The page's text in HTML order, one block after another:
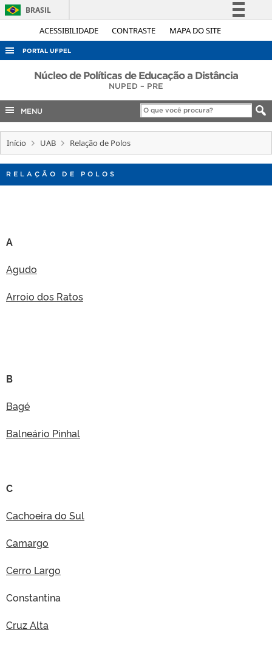
ACESSIBILIDADE CONTRASTE MAPA DO SITE
BRASIL
Simplifique!
Acesso à informação
Legislação
Canais
PORTAL UFPEL
ACESSO À INFORMAÇÃO
COBALTO
CONCURSOS
EDITAIS
INTERNACIONAL
Núcleo de Políticas de Educação a Distância
NUPED – PRE
MENU
Início UAB Relação de Polos
RELAÇÃO DE POLOS
A
Agudo
Arroio dos Ratos
B
Bagé
Balneário Pinhal
C
Cachoeira do Sul
Camargo
Cerro Largo
Constantina
Cruz Alta